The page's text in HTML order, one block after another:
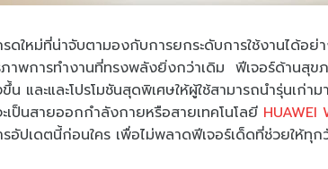
ดใหม่ที่น่าจับตามองกับการยกระดับการใช้งานได้อย่
ภาพการทำงานที่ทรงพลังยิ่งกว่าเดิม ฟีเจอร์ด้านสุข
และและโปรโมชันสุดพิเศษให้ผู้ใช้สามารถนำรุ่นเก่า
เป็นสายออกกำลังกายหรือสายเทคโนโลยี HUAWEI
ปเดตนี้ก่อนใคร เพื่อไม่พลาดฟีเจอร์เด็ดที่ช่วยให้ทุ